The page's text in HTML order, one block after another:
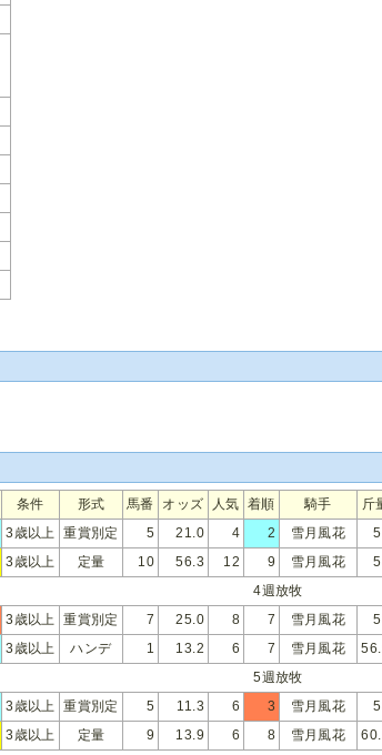
条件 形式 馬番 オッズ 人気 着順 騎手 斤
3歳以上 重賞別定 5 21.0 4 2 雪月風花
3歳以上 定量 10 56.3 12 9 雪月風花
4週放牧
3歳以上 重賞別定 7 25.0 8 7 雪月風花
3歳以上 ハンデ 1 13.2 6 7 雪月風花
5週放牧
3歳以上 重賞別定 5 11.3 6 3 雪月風花
3歳以上 定量 9 13.9 6 8 雪月風花